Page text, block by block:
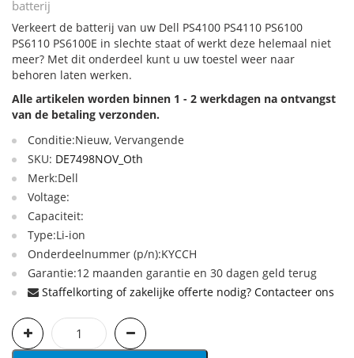
batterij
Verkeert de batterij van uw Dell PS4100 PS4110 PS6100
PS6110 PS6100E in slechte staat of werkt deze helemaal niet
meer? Met dit onderdeel kunt u uw toestel weer naar
behoren laten werken.
Alle artikelen worden binnen 1 - 2 werkdagen na ontvangst
van de betaling verzonden.
Conditie:Nieuw, Vervangende
SKU: DE7498NOV_Oth
Merk:Dell
Voltage:
Capaciteit:
Type:Li-ion
Onderdeelnummer (p/n):KYCCH
Garantie:12 maanden garantie en 30 dagen geld terug
Staffelkorting of zakelijke offerte nodig? Contacteer ons